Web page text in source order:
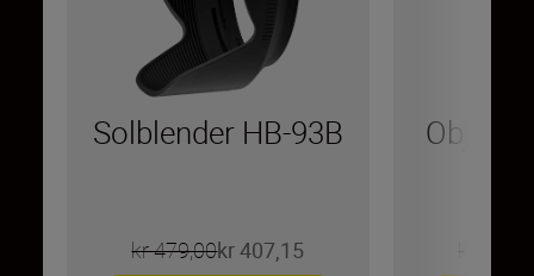
Solblender HB-93B
kr 479,00kr 407,15